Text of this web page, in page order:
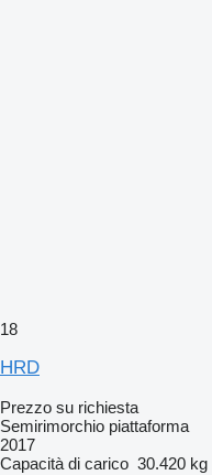
18
HRD
Prezzo su richiesta
Semirimorchio piattaforma
2017
Capacità di carico 30.420 kg